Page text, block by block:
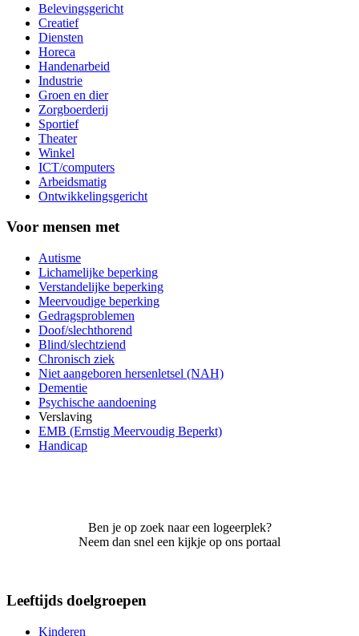
Belevingsgericht
Creatief
Diensten
Horeca
Handenarbeid
Industrie
Groen en dier
Zorgboerderij
Sportief
Theater
Winkel
ICT/computers
Arbeidsmatig
Ontwikkelingsgericht
Voor mensen met
Autisme
Lichamelijke beperking
Verstandelijke beperking
Meervoudige beperking
Gedragsproblemen
Doof/slechthorend
Blind/slechtziend
Chronisch ziek
Niet aangeboren hersenletsel (NAH)
Dementie
Psychische aandoening
Verslaving
EMB (Ernstig Meervoudig Beperkt)
Handicap
Ben je op zoek naar een logeerplek?
Neem dan snel een kijkje op ons portaal
Leeftijds doelgroepen
Kinderen